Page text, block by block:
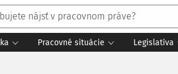
Pracovné situácie Legislatíva